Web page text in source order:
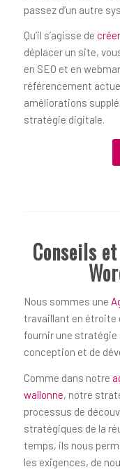
passez d’un autre
Qu’il s’agisse de
déplacer un site,
en SEO et en
référencement
améliorations
stratégie digitale.
Conseils
Nous sommes une
travaillant en étroite
fournir une stratégie
conception et de
Comme dans notre
wallonne, notre
processus de
stratégiques de la
temps, ils nous
les exigences, de